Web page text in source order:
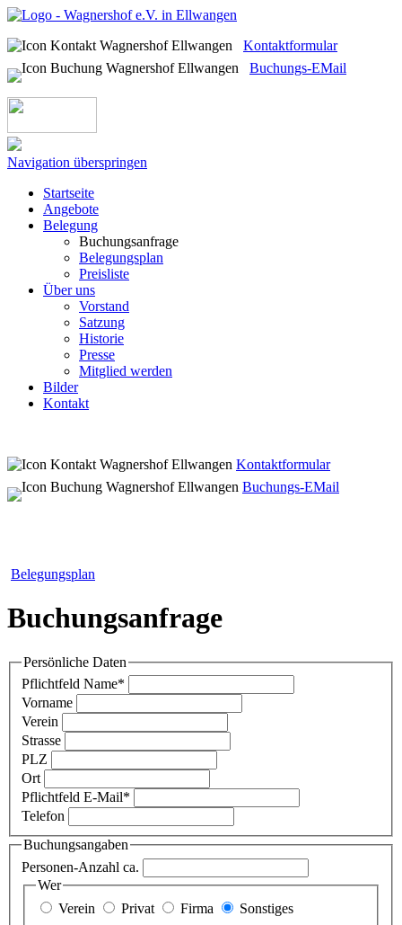
Kontaktformular
Buchungs-EMail
Navigation überspringen
Startseite
Angebote
Belegung
Buchungsanfrage
Belegungsplan
Preisliste
Über uns
Vorstand
Satzung
Historie
Presse
Mitglied werden
Bilder
Kontakt
Kontaktformular
Buchungs-EMail
Belegungsplan
Buchungsanfrage
Persönliche Daten
Pflichtfeld Name*
Vorname
Verein
Strasse
PLZ
Ort
Pflichtfeld E-Mail*
Telefon
Buchungsangaben
Personen-Anzahl ca.
Wer
Verein
Privat Firma
Sonstiges